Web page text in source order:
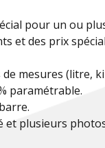
pour un ou
et des prix
mesures (litre,
paramétrable.
et plusieurs